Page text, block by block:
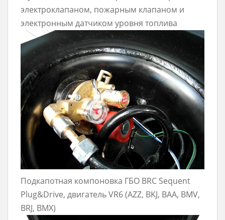
электроклапаном, пожарным клапаном и
электронным датчиком уровня топлива
Подкапотная компоновка ГБО BRC Sequent
Plug&Drive, двигатель VR6 (AZZ, BKJ, BAA, BMV,
BRJ, BMX)